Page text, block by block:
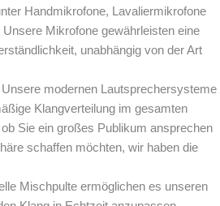
Handmikrofone, Lavaliermikrofone
Mikrofone gewährleisten eine
unabhängig von der Art
Unsere modernen Lautsprechersysteme
Klangverteilung im gesamten
Sie ein großes Publikum ansprechen
schaffen möchten, wir haben die
Mischpulte ermöglichen es unseren